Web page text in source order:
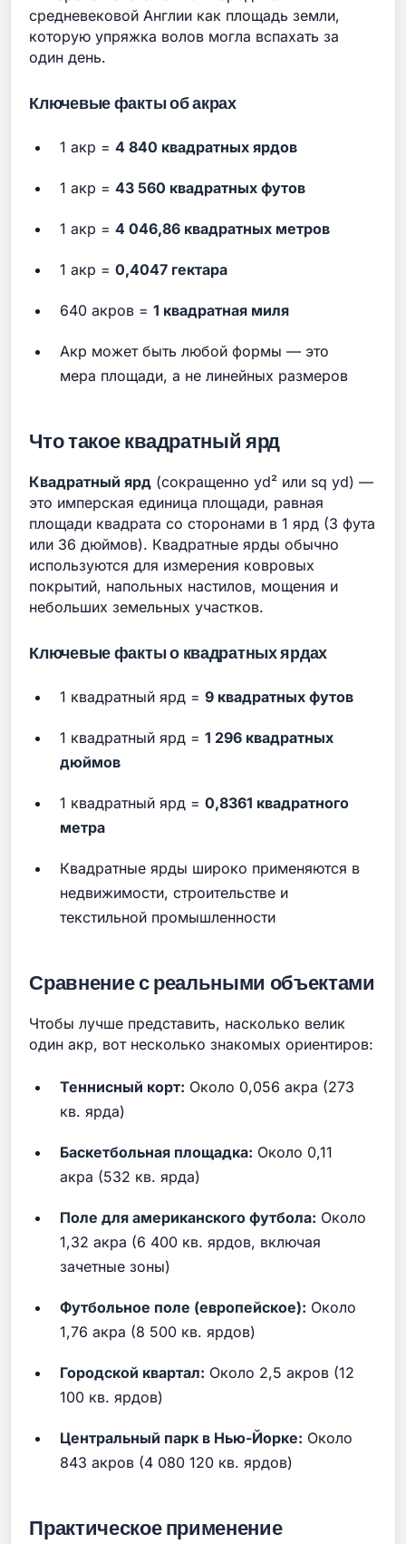
средневековой Англии как площадь земли,
которую упряжка волов могла вспахать за
один день.
Ключевые факты об акрах
1 акр =4 840 квадратных ярдов
1 акр =43 560 квадратных футов
1 акр =4 046,86 квадратных метров
1 акр =0,4047 гектара
640 акров =1 квадратная миля
Акр может быть любой формы — это
мера площади, а не линейных размеров
Что такое квадратный ярд
Квадратный ярд (сокращенно yd² или sq yd) —
это имперская единица площади, равная
площади квадрата со сторонами в 1 ярд (3 фута
или 36 дюймов). Квадратные ярды обычно
используются для измерения ковровых
покрытий, напольных настилов, мощения и
небольших земельных участков.
Ключевые факты о квадратных ярдах
1 квадратный ярд =9 квадратных футов
1 квадратный ярд =1 296 квадратных
дюймов
1 квадратный ярд =0,8361 квадратного
метра
Квадратные ярды широко применяются в
недвижимости, строительстве и
текстильной промышленности
Сравнение с реальными объектами
Чтобы лучше представить, насколько велик
один акр, вот несколько знакомых ориентиров:
Теннисный корт: Около 0,056 акра (273
кв. ярда)
Баскетбольная площадка: Около 0,11
акра (532 кв. ярда)
Поле для американского футбола: Около
1,32 акра (6 400 кв. ярдов, включая
зачетные зоны)
Футбольное поле (европейское): Около
1,76 акра (8 500 кв. ярдов)
Городской квартал: Около 2,5 акров (12
100 кв. ярдов)
Центральный парк в Нью-Йорке: Около
843 акров (4 080 120 кв. ярдов)
Практическое применение